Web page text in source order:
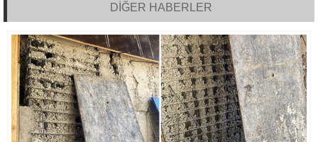
DİĞER HABERLER